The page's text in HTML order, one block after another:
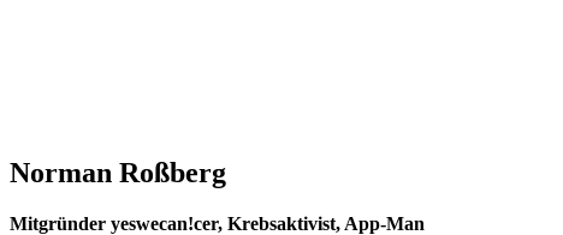
Norman Roßberg
Mitgründer yeswecan!cer, Krebsaktivist, App-Man